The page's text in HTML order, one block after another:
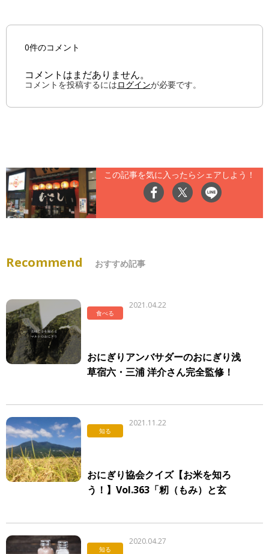
0件のコメント
コメントはまだありません。
コメントを投稿するにはログインが必要です。
この記事を気に入ったらシェアしよう！
Recommend おすすめ記事
食べる
2021.04.22
おにぎりアンバサダーのおにぎり浅
草宿六・三浦 洋介さん完全監修！
ブースが登場
知る
2021.11.22
おにぎり協会クイズ【お米を知ろ
う！】Vol.363「籾（もみ）と玄
知る
2020.04.27